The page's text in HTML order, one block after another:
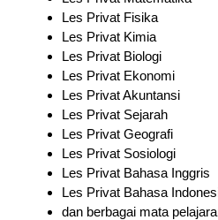
Les Privat Fisika
Les Privat Kimia
Les Privat Biologi
Les Privat Ekonomi
Les Privat Akuntansi
Les Privat Sejarah
Les Privat Geografi
Les Privat Sosiologi
Les Privat Bahasa Inggris
Les Privat Bahasa
dan berbagai mata